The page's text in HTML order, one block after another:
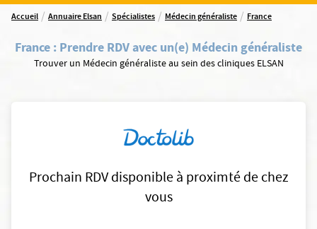
Accueil / Annuaire Elsan / Spécialistes / Médecin généraliste / France
France : Prendre RDV avec un(e) Médecin généraliste
Trouver un Médecin généraliste au sein des cliniques ELSAN
Prochain RDV disponible à proximté de chez
vous